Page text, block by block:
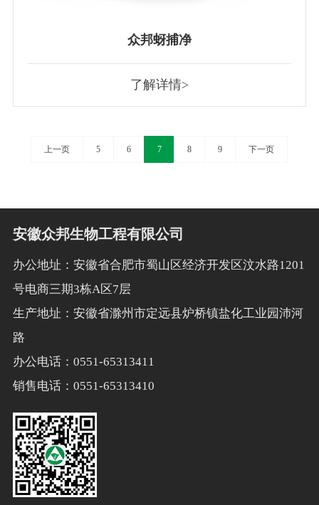
众邦蚜捕净
了解详情>
上一页 5 6 7 8 9 下一页
安徽众邦生物工程有限公司
办公地址：安徽省合肥市蜀山区经济开发区汶水路1201
号电商三期3栋A区7层
生产地址：安徽省滁州市定远县炉桥镇盐化工业园沛河
路
办公电话：0551-65313411
销售电话：0551-65313410